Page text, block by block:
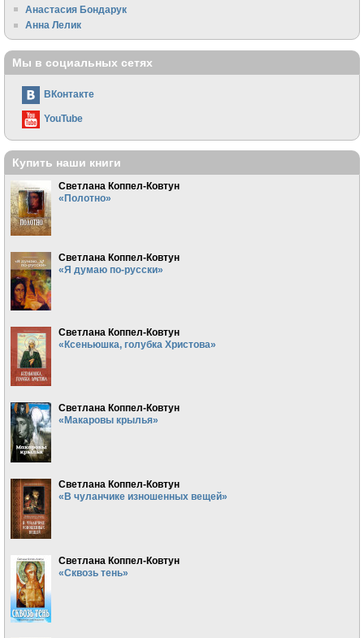
Анастасия Бондарук
Анна Лелик
Мы в социальных сетях
ВКонтакте
YouTube
Купить наши книги
Светлана Коппел-Ковтун
«Полотно»
Светлана Коппел-Ковтун
«Я думаю по-русски»
Светлана Коппел-Ковтун
«Ксеньюшка, голубка Христова»
Светлана Коппел-Ковтун
«Макаровы крылья»
Светлана Коппел-Ковтун
«В чуланчике изношенных вещей»
Светлана Коппел-Ковтун
«Сквозь тень»